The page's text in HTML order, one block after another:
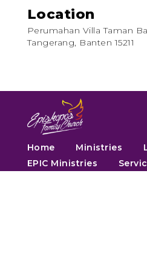
Location
Perumahan Villa Taman
Tangerang, Banten 15211
Home Ministries
EPIC Ministries